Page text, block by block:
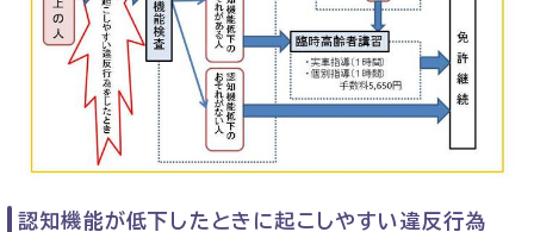
認知機能が低下したときに起こしやすい違反行為